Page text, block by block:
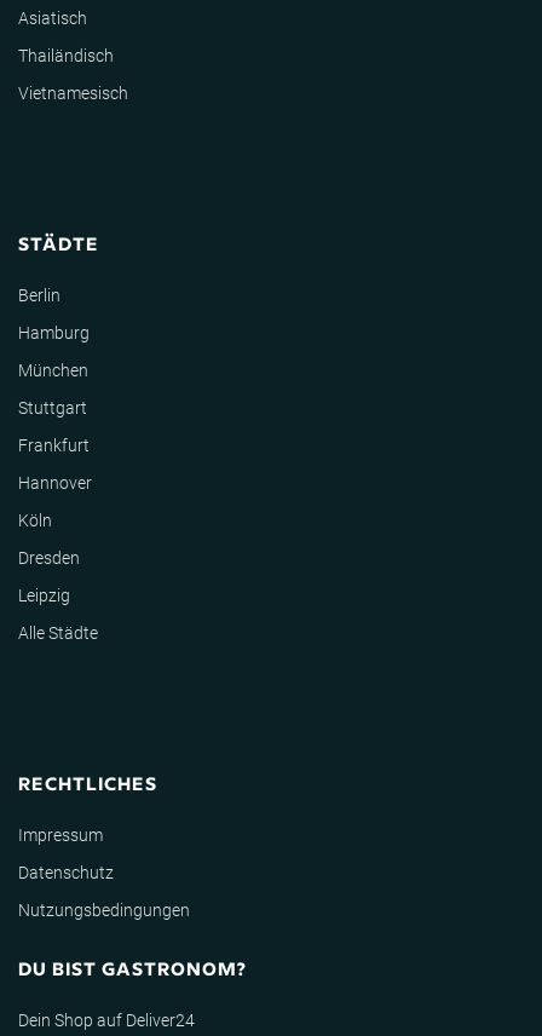
Asiatisch
Thailändisch
Vietnamesisch
STÄDTE
Berlin
Hamburg
München
Stuttgart
Frankfurt
Hannover
Köln
Dresden
Leipzig
Alle Städte
RECHTLICHES
Impressum
Datenschutz
Nutzungsbedingungen
DU BIST GASTRONOM?
Dein Shop auf Deliver24